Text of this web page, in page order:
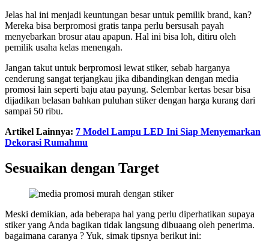
Jelas hal ini menjadi keuntungan besar untuk pemilik brand, kan?
Mereka bisa berpromosi gratis tanpa perlu bersusah payah
menyebarkan brosur atau apapun. Hal ini bisa loh, ditiru oleh
pemilik usaha kelas menengah.
Jangan takut untuk berpromosi lewat stiker, sebab harganya
cenderung sangat terjangkau jika dibandingkan dengan media
promosi lain seperti baju atau payung. Selembar kertas besar bisa
dijadikan belasan bahkan puluhan stiker dengan harga kurang dari
sampai 50 ribu.
Artikel Lainnya: 7 Model Lampu LED Ini Siap Menyemarkan
Dekorasi Rumahmu
Sesuaikan dengan Target
Meski demikian, ada beberapa hal yang perlu diperhatikan supaya
stiker yang Anda bagikan tidak langsung dibuaang oleh penerima.
bagaimana caranya ? Yuk, simak tipsnya berikut ini: